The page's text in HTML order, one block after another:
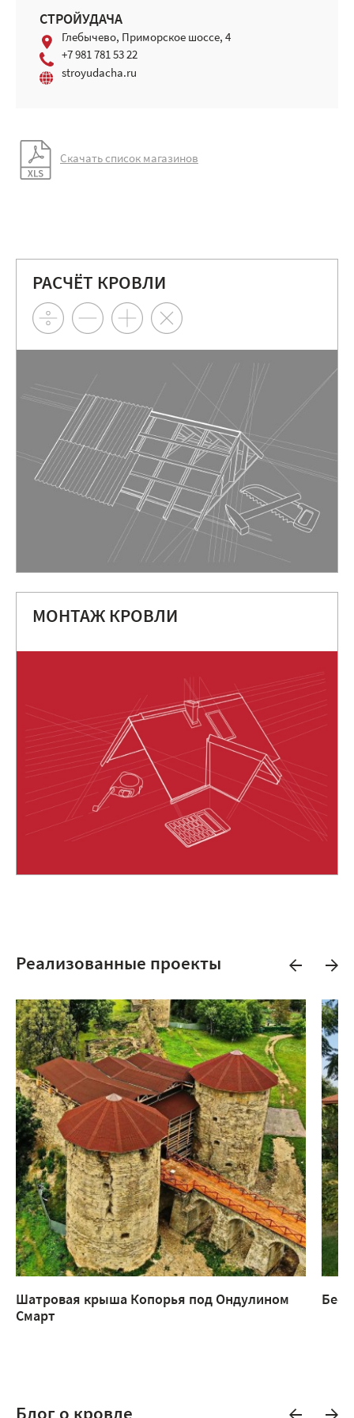
СТРОЙУДАЧА
Глебычево, Приморское шоссе, 4
+7 981 781 53 22
stroyudacha.ru
Скачать список магазинов
РАСЧЁТ КРОВЛИ
МОНТАЖ КРОВЛИ
Реализованные проекты
Шатровая крыша Копорья под Ондулином
Смарт